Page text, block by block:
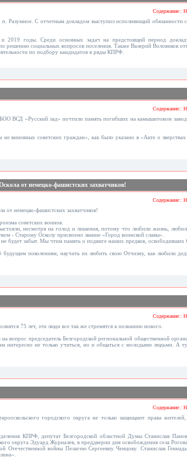
Содержание::
Разумное. С отчетным докладом выступил исполняющий обязанности
годы. Среди основных задач на предстоящий период
решению социальных вопросов поселения. Также Валерий Воловиков
по подбору кандидатов в ряды КПРФ.
Содержание::
ВСД «Русский лад» почтили память погибших на камышитовом
виновных советских граждан», как было указано в «Акте о
от немецко-фашистских захватчиков!
Содержание::
от немецко-фашистских захватчиков!
советских воинов.
несмотря на голод и лишения, потому что любили жизнь,
- Старому Осколу присвоено звание «Город воинской славы».
не будет забыт. Мы чтим память о подвиге наших предков, освободивших
будущим поколениям, научить их любить свою Отчизну, как любили
Содержание::
75 лет, эти люди все так же стремятся к познанию нового.
вопрос председатель Белгородской региональной общественной
интересно не только учиться, но и общаться с молодыми людьми. А
Содержание::
городского округа не только защищают права
КПРФ, депутат Белгородской областной Думы Станислав
округа Эдуард Журналев, в преддверии дня освобождения села
Отечественной войны Пелагею Сергеевну Ченцову. Станислав